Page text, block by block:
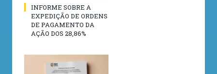
INFORME SOBRE A
EXPEDIÇÃO DE ORDENS
DE PAGAMENTO DA
AÇÃO DOS 28,86%